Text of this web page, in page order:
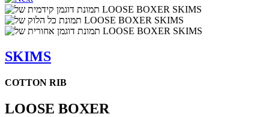
SKIMS
COTTON RIB
LOOSE BOXER